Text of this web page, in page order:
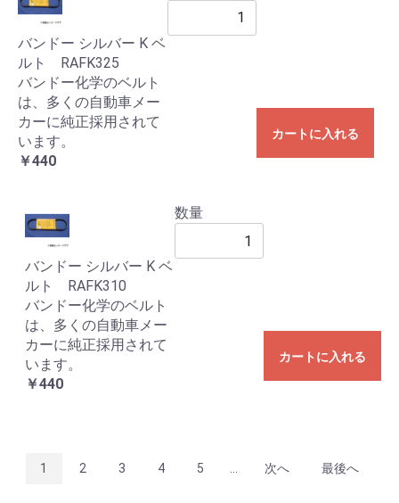
バンドー シルバー K ベ
ルト RAFK325
バンドー化学のベルト
は、多くの自動車メー
カーに純正採用されて
います。
￥440
カートに入れる
バンドー シルバー K ベ
ルト RAFK310
バンドー化学のベルト
は、多くの自動車メー
カーに純正採用されて
います。
￥440
数量
カートに入れる
1 2 3 4 5 ... 次へ 最後へ